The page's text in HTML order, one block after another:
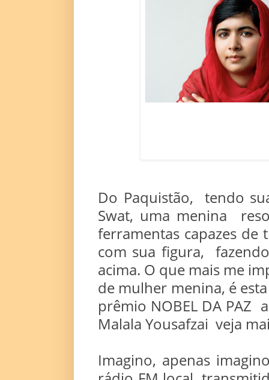
Do Paquistão, tendo
Swat, uma menina
ferramentas capazes
com sua figura,
acima. O que mais me
de mulher menina, é
prêmio NOBEL DA PAZ
Malala Yousafzai veja
Imagino, apenas